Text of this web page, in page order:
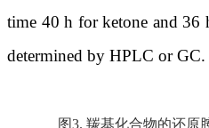
time 40 h for ketone and 36
determined by HPLC or GC.
图3. 羰基化合物的还原